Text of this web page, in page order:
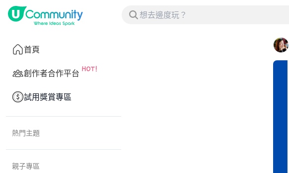
首頁
創作者合作平台
試用獎賞專區
熱門主題
親子專區